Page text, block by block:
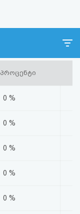
პროცენტი
0 %
0 %
0 %
0 %
0 %